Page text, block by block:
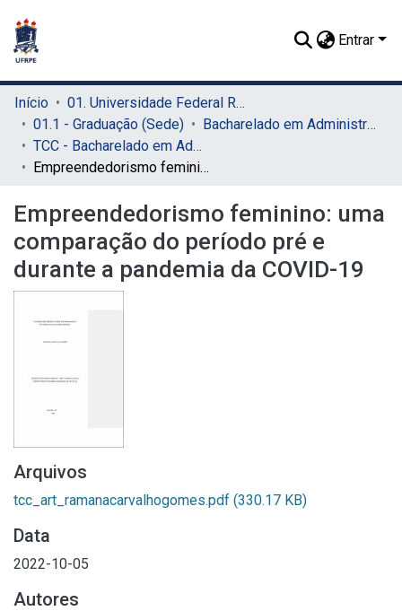
Entrar
Início
01. Universidade Federal Rural de Pernambuco - UFRPE (Sede)
01.1 - Graduação (Sede)
Bacharelado em Administração (Sede)
TCC - Bacharelado em Administração (Sede)
Empreendedorismo feminino: uma comparação do período pré e durante a pandemia da COVID-19
Empreendedorismo feminino: uma
comparação do período pré e
durante a pandemia da COVID-19
Arquivos
tcc_art_ramanacarvalhogomes.pdf (330.17 KB)
Data
2022-10-05
Autores